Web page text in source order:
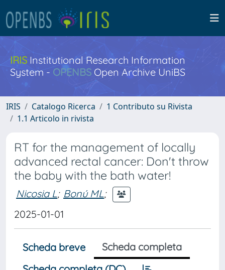
IRISInstitutional Research Information
System - OPENBS Open Archive UniBS
IRIS Catalogo Ricerca
1 Contributo su Rivista
1.1 Articolo in rivista
RT for the management of locally
advanced rectal cancer: Don't throw
the baby with the bath water!
Nicosia L; Bonú ML;
2025-01-01
Scheda breve
Scheda completa